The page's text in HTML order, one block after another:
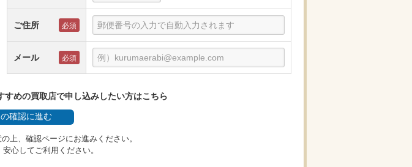
ご住所
メール
めの買取店で申し込みしたい方はこちら
確認に進む
上、確認ページにお進みください。
心してご利用ください。